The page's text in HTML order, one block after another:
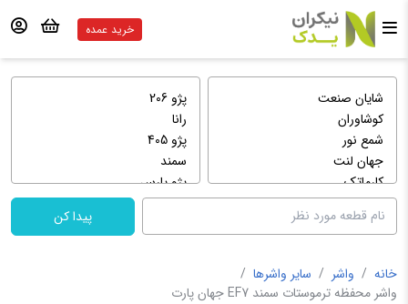
خرید عمده
پیدا کن
خانه / واشر / سایر واشرها /
واشر محفظه ترموستات سمند EF7 جهان پارت